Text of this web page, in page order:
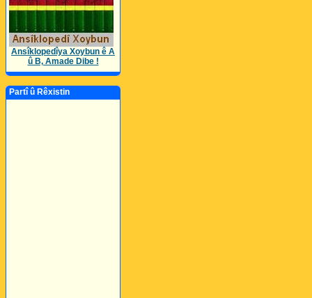
Ansîklopedîya Xoybun ê A
û B, Amade Dibe !
Partî û Rêxistin